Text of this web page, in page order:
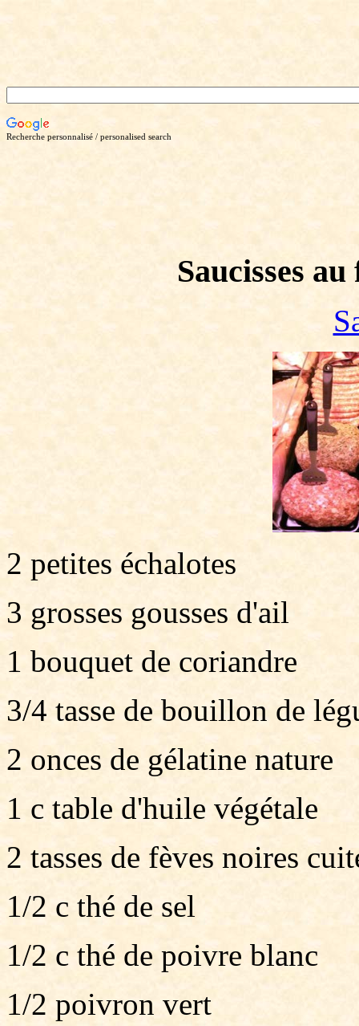
Recherche personnalisé / personalised search
Saucisses
2 petites échalotes
3 grosses gousses d'ail
1 bouquet de coriandre
3/4 tasse de bouillon de
2 onces de gélatine nature
1 c table d'huile végétale
2 tasses de fèves noires
1/2 c thé de sel
1/2 c thé de poivre blanc
1/2 poivron vert